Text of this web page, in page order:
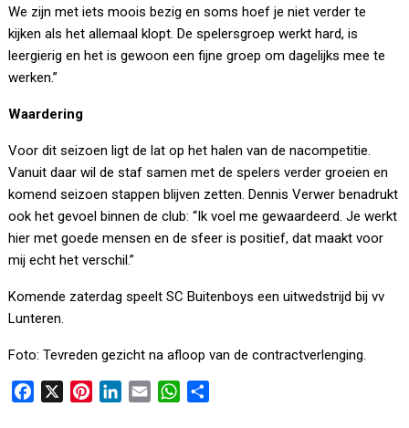
We zijn met iets moois bezig en soms hoef je niet verder te
kijken als het allemaal klopt. De spelersgroep werkt hard, is
leergierig en het is gewoon een fijne groep om dagelijks mee te
werken.”
Waardering
Voor dit seizoen ligt de lat op het halen van de nacompetitie.
Vanuit daar wil de staf samen met de spelers verder groeien en
komend seizoen stappen blijven zetten. Dennis Verwer benadrukt
ook het gevoel binnen de club: “Ik voel me gewaardeerd. Je werkt
hier met goede mensen en de sfeer is positief, dat maakt voor
mij echt het verschil.”
Komende zaterdag speelt SC Buitenboys een uitwedstrijd bij vv
Lunteren.
Foto: Tevreden gezicht na afloop van de contractverlenging.
W